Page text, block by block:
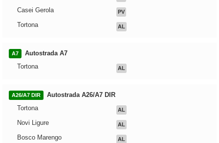
Casei Gerola PV
Tortona AL
A7
Autostrada A7
Tortona
AL
A26/A7 DIR
Autostrada A26/A7 DIR
Tortona
AL
Novi Ligure AL
Bosco Marengo AL